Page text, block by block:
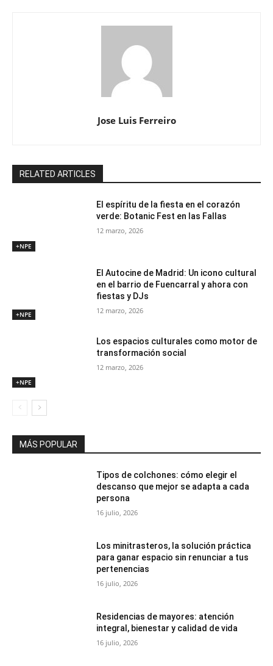
Jose Luis Ferreiro
RELATED ARTICLES
+NPE
El espíritu de la fiesta en el corazón
verde: Botanic Fest en las Fallas
12 marzo, 2026
+NPE
El Autocine de Madrid: Un icono cultural
en el barrio de Fuencarral y ahora con
fiestas y DJs
12 marzo, 2026
+NPE
Los espacios culturales como motor de
transformación social
12 marzo, 2026
MÁS POPULAR
Tipos de colchones: cómo elegir el
descanso que mejor se adapta a cada
persona
16 julio, 2026
Los minitrasteros, la solución práctica
para ganar espacio sin renunciar a tus
pertenencias
16 julio, 2026
Residencias de mayores: atención
integral, bienestar y calidad de vida
16 julio, 2026